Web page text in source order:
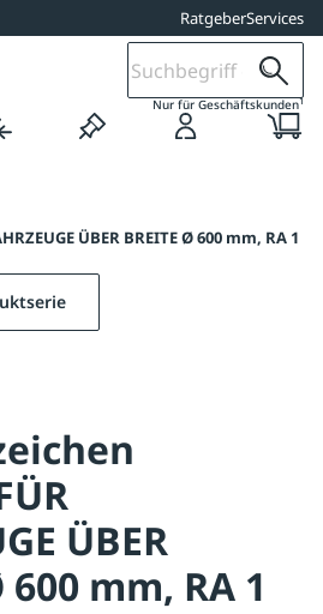
RatgeberServices
Nur für Geschäftskunden1
ÜBER BREITE Ø 600 mm, RA 1
ÜBER
600 mm, RA 1